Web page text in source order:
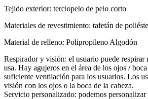
Tejido exterior: terciopelo de pelo corto
Materiales de revestimiento: tafetán de
Material de relleno: Polipropileno Algodón
Respirador y visión: el usuario puede
usa. Hay agujeros en el área de los ojos /
suficiente ventilación para los usuarios. Los
visión con los ojos o la boca de la cabeza.
Servicio personalizado: podemos